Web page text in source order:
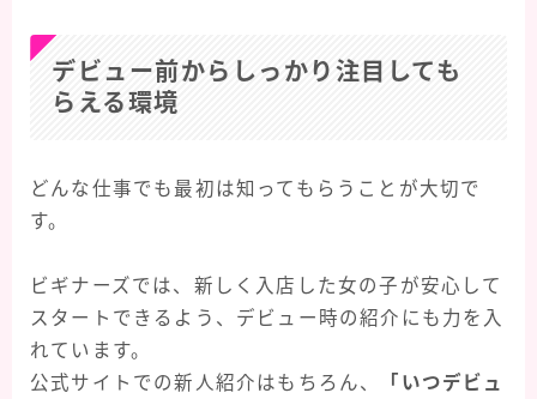
デビュー前からしっかり注目しても
らえる環境
どんな仕事でも最初は知ってもらうことが大切で
す。
ビギナーズでは、新しく入店した女の子が安心して
スタートできるよう、デビュー時の紹介にも力を入
れています。
公式サイトでの新人紹介はもちろん、
「いつデビュ